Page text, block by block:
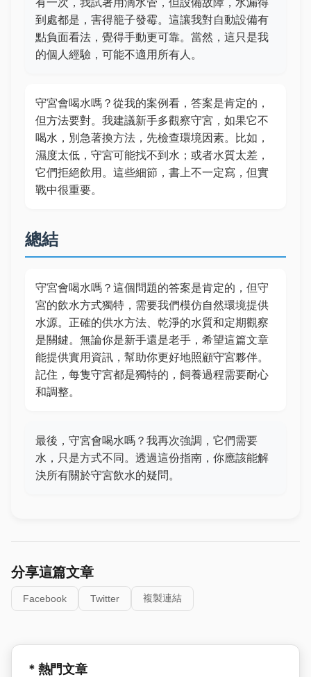
到處都是，害得籠子發霉。這讓我對自動設備有
點負面看法，覺得手動更可靠。當然，這只是我
的個人經驗，可能不適用所有人。
守宮會喝水嗎？從我的案例看，答案是肯定的，
但方法要對。我建議新手多觀察守宮，如果它不
喝水，別急著換方法，先檢查環境因素。比如，
濕度太低，守宮可能找不到水；或者水質太差，
它們拒絕飲用。這些細節，書上不一定寫，但實
戰中很重要。
總結
守宮會喝水嗎？這個問題的答案是肯定的，但守
宮的飲水方式獨特，需要我們模仿自然環境提供
水源。正確的供水方法、乾淨的水質和定期觀察
是關鍵。無論你是新手還是老手，希望這篇文章
能提供實用資訊，幫助你更好地照顧守宮夥伴。
記住，每隻守宮都是獨特的，飼養過程需要耐心
和調整。
最後，守宮會喝水嗎？我再次強調，它們需要
水，只是方式不同。透過這份指南，你應該能解
決所有關於守宮飲水的疑問。
分享這篇文章
Facebook Twitter 複製連結
* 熱門文章